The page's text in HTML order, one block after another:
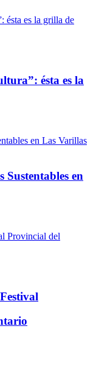
ésta es la
Sustentables en